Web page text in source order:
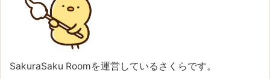
SakuraSaku Roomを運営しているさくらです。